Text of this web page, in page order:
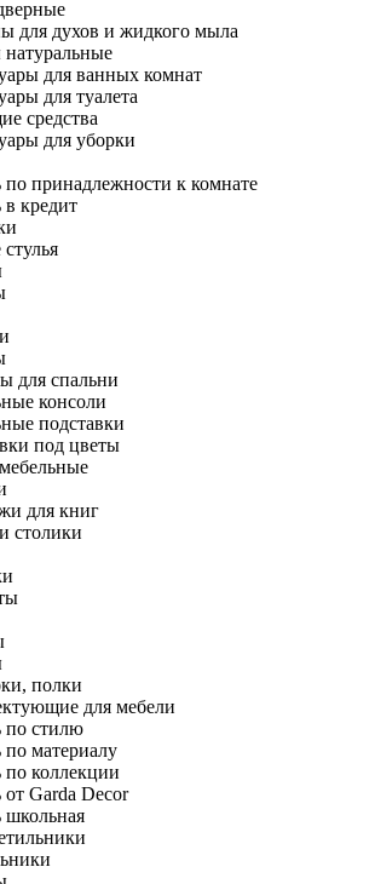
для духов и жидкого мыла
для ванных комнат
для туалета
средства
для уборки
принадлежности к комнате
кредит
для спальни
консоли
подставки
под цветы
для книг
столики
полки
для мебели
по стилю
материалу
коллекции
Garda Decor
школьная